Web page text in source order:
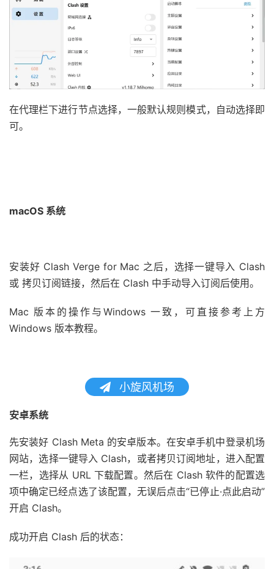
在代理栏下进行节点选择，一般默认规则模式，自动选择即
可。
macOS 系统
安装好 Clash Verge for Mac 之后，选择一键导入 Clash
或 拷贝订阅链接，然后在 Clash 中手动导入订阅后使用。
Mac 版本的操作与Windows 一致，可直接参考上方
Windows 版本教程。
小旋风机场
安卓系统
先安装好 Clash Meta 的安卓版本。在安卓手机中登录机场
网站，选择一键导入 Clash，或者拷贝订阅地址，进入配置
一栏，选择从 URL 下载配置。然后在 Clash 软件的配置选
项中确定已经点选了该配置，无误后点击“已停止·点此启动”
开启 Clash。
成功开启 Clash 后的状态：